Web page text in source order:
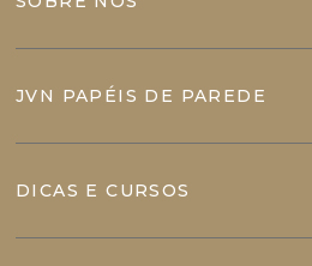
JVN PAPÉIS DE PAREDE
DICAS E CURSOS